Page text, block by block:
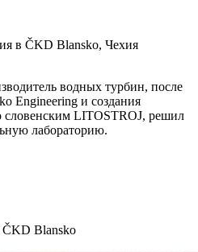
в ČKD Blansko, Чехия
водных турбин, после
Engineering и создания
словенским LITOSTROJ, решил
лабораторию.
ČKD Blansko